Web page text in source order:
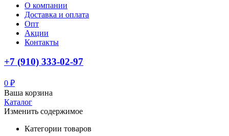
О компании
Доставка и оплата
Опт
Акции
Контакты
+7 (910) 333-02-97
0 ₽
Ваша корзина
Каталог
Изменить содержимое
Категории товаров